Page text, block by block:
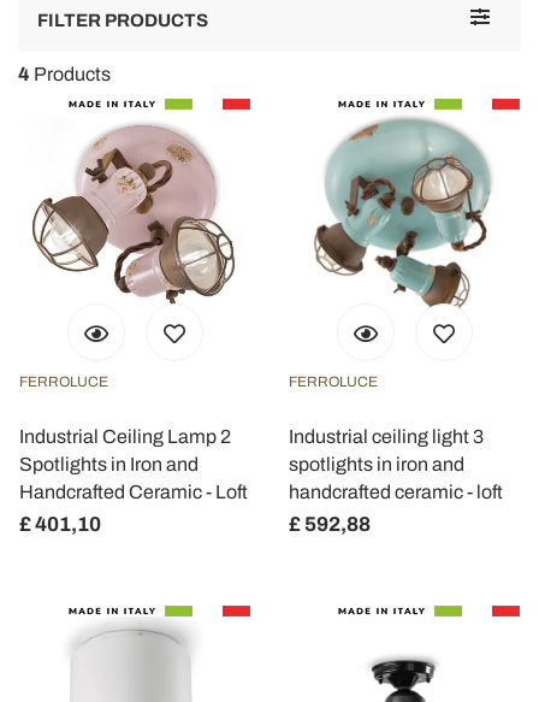
Toggle
FILTER PRODUCTS
4 Products
FERROLUCE
Industrial Ceiling Lamp 2
Spotlights in Iron and
Handcrafted Ceramic - Loft
£ 401,10
FERROLUCE
Industrial ceiling light 3
spotlights in iron and
handcrafted ceramic - loft
£ 592,88